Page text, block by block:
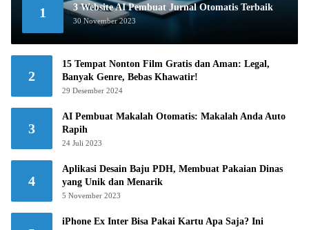
1 3 Website AI Pembuat Jurnal Otomatis Terbaik
30 November 2023
2
15 Tempat Nonton Film Gratis dan Aman: Legal,
Banyak Genre, Bebas Khawatir!
29 Desember 2024
3
AI Pembuat Makalah Otomatis: Makalah Anda Auto
Rapih
24 Juli 2023
4
Aplikasi Desain Baju PDH, Membuat Pakaian Dinas
yang Unik dan Menarik
5 November 2023
iPhone Ex Inter Bisa Pakai Kartu Apa Saja? Ini